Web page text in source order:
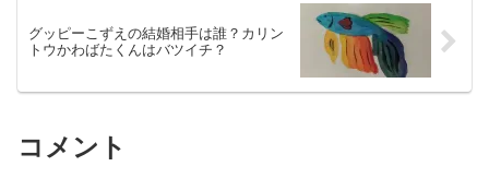
グッピーこずえの結婚相手は誰？カリン
トウかわばたくんはバツイチ？
コメント